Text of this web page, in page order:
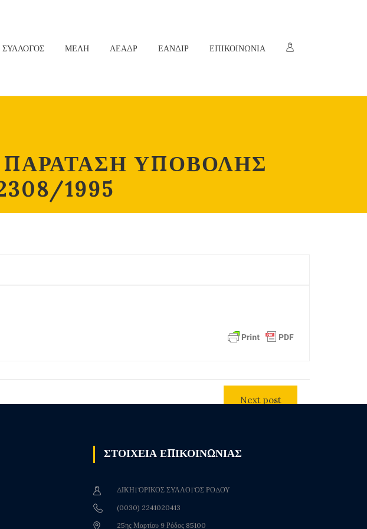
ΣΥΛΛΟΓΟΣ ΜΕΛΗ ΛΕΑΔΡ ΕΑΝΔΙΡ ΕΠΙΚΟΙΝΩΝΙΑ
ΥΠΟΒΟΛΗΣ
1995
Next post
ΣΤΟΙΧΕΙΑ ΕΠΙΚΟΙΝΩΝΙΑΣ
ΔΙΚΗΓΟΡΙΚΟΣ ΣΥΛΛΟΓΟΣ ΡΟΔΟΥ
(0030) 2241020413
25ης Μαρτίου 9 Ρόδος 85100